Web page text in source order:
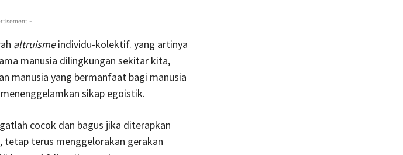
-
altruismeindividu-kolektif. yang artinya
manusia dilingkungan sekitar kita,
manusia yang bermanfaat bagi manusia
sikap egoistik.
cocok dan bagus jika diterapkan
terus menggelorakan gerakan